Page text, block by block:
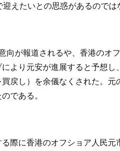
えたいとの思惑があるのでは
向が報道されるや、香港のオ
により元安が進展すると予想
戻し）を余儀なくされた。
である。
際に香港のオフショア人民